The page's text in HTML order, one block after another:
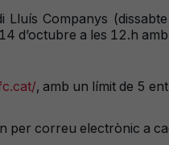
Companys
d’octubre a les 12.h
, amb un límit de 5
per correu electrònic a